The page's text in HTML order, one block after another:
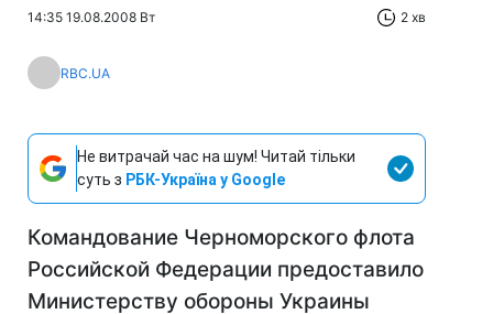
14:35 19.08.2008 Вт 2 хв
RBC.UA
Не витрачай час на шум! Читай тільки
суть з РБК-Україна у Google
Командование Черноморского флота
Российской Федерации предоставило
Министерству обороны Украины